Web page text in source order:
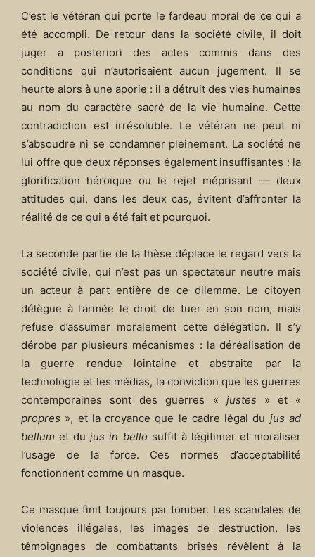
C’est le vétéran qui porte le fardeau moral de ce qui a
été accompli. De retour dans la société civile, il doit
juger a posteriori des actes commis dans des
conditions qui n’autorisaient aucun jugement. Il se
heurte alors à une aporie : il a détruit des vies humaines
au nom du caractère sacré de la vie humaine. Cette
contradiction est irrésoluble. Le vétéran ne peut ni
s’absoudre ni se condamner pleinement. La société ne
lui offre que deux réponses également insuffisantes : la
glorification héroïque ou le rejet méprisant — deux
attitudes qui, dans les deux cas, évitent d’affronter la
réalité de ce qui a été fait et pourquoi.
La seconde partie de la thèse déplace le regard vers la
société civile, qui n’est pas un spectateur neutre mais
un acteur à part entière de ce dilemme. Le citoyen
délègue à l’armée le droit de tuer en son nom, mais
refuse d’assumer moralement cette délégation. Il s’y
dérobe par plusieurs mécanismes : la déréalisation de
la guerre rendue lointaine et abstraite par la
technologie et les médias, la conviction que les guerres
contemporaines sont des guerres « justes » et «
propres », et la croyance que le cadre légal du jus ad
bellum et dujus in bellosuffit à légitimer et moraliser
l’usage de la force. Ces normes d’acceptabilité
fonctionnent comme un masque.
Ce masque finit toujours par tomber. Les scandales de
violences illégales, les images de destruction, les
témoignages de combattants brisés révèlent à la